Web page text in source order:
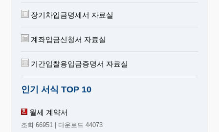
장기차입금명세서 자료실
계좌입금신청서 자료실
기간입찰용입금증명서 자료실
인기 서식 TOP 10
월세 계약서
조회 66951 | 다운로드 44073